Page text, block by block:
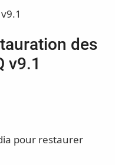
des
v9.1
pour restaurer